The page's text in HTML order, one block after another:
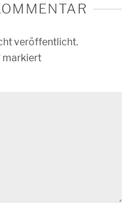
veröffentlicht.
markiert